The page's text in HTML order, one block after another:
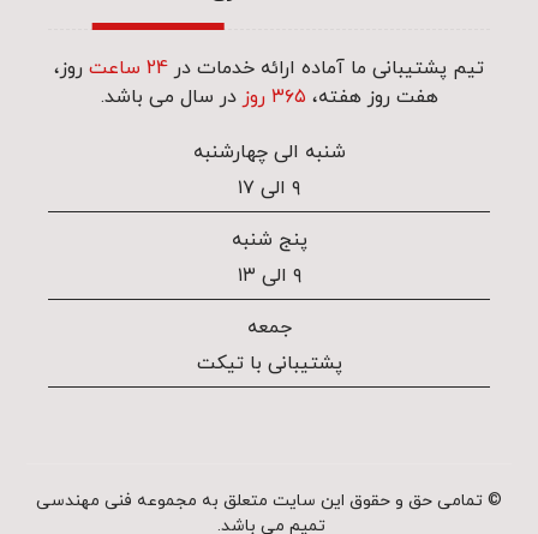
تیم پشتیبانی ما آماده ارائه خدمات در 24 ساعت
روز،
هفت روز هفته، ۳۶۵ روز در سال می باشد.
شنبه الی چهارشنبه
۹ الی ۱۷
پنج شنبه
۹ الی ۱۳
جمعه
پشتیبانی با تیکت
© تمامی حق و حقوق این سایت متعلق به مجموعه فنی مهندسی
تمیم می باشد.